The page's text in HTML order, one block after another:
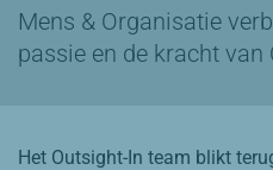
Mens & Organisatie
passie en de kracht van
Het Outsight-In team blikt